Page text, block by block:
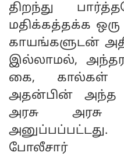
திறந்து
மதிக்கத்தக்க
காயங்களுடன்
இல்லாமல்,
கை, கால்கள்
அதன்பின் அந்த
அரசு அரசு
போலீசார்